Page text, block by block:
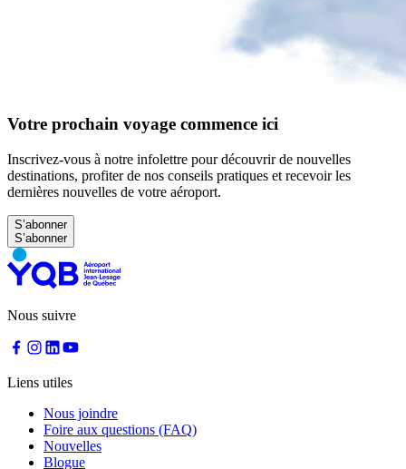
Votre prochain voyage commence ici
Inscrivez-vous à notre infolettre pour découvrir de nouvelles
destinations, profiter de nos conseils pratiques et recevoir les
dernières nouvelles de votre aéroport.
S’abonner
Nous suivre
Liens utiles
Nous joindre
Foire aux questions (FAQ)
Nouvelles
Blogue